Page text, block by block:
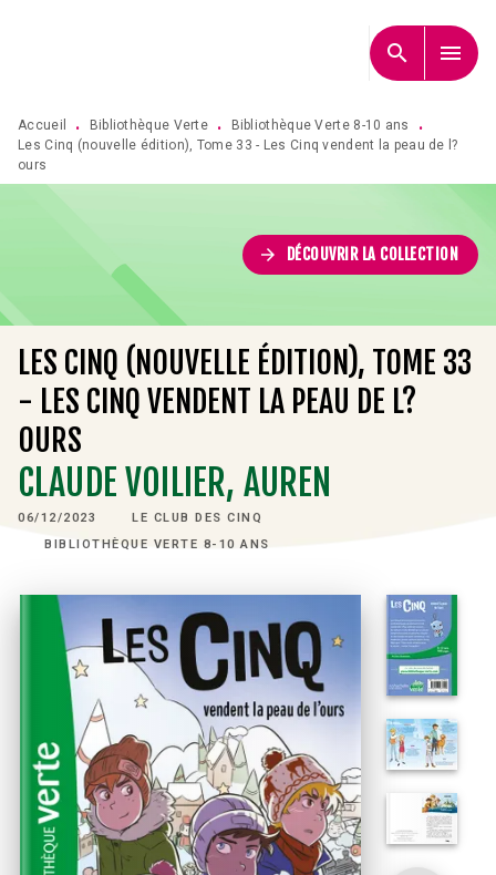
search menu
Accueil • Bibliothèque Verte • Bibliothèque Verte 8-10 ans
•
Les Cinq (nouvelle édition), Tome 33 - Les Cinq vendent la peau de l?
ours
arrow_forward DÉCOUVRIR LA COLLECTION
LES CINQ (NOUVELLE ÉDITION), TOME 33
- LES CINQ VENDENT LA PEAU DE L?
OURS
CLAUDE VOILIER, AUREN
06/12/2023
LE CLUB DES CINQ
BIBLIOTHÈQUE VERTE 8-10 ANS